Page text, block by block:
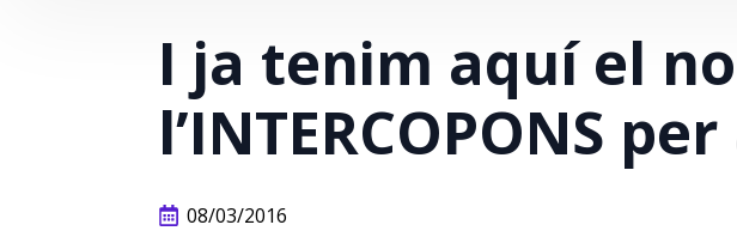
I ja tenim aquí el
l’INTERCOPONS
08/03/2016